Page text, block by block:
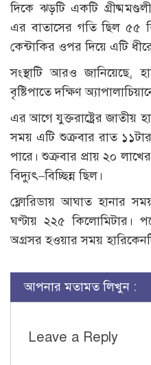
দিকে ঝড়টি একটি
এর বাতাসের গতি ছিল ৫৫
কেন্টাকির ওপর দিয়ে এটি
সংস্থাটি আরও জানিয়েছে,
বৃষ্টিপাতে দক্ষিণ
এর আগে যুক্তরাষ্ট্রের জাতীয়
সময় এটি শুক্রবার রাত
পারে। শুক্রবার প্রায় ২০
বিদ্যুৎ–বিচ্ছিন্ন ছিল।
ফ্লোরিডায় আঘাত হানার
ঘণ্টায় ২২৫ কিলোমিটার।
অগ্রসর হওয়ার সময়
আপনার মতামত লিখুন :
Leave a Reply